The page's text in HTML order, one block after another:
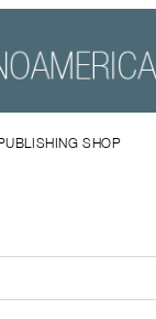
SHOP